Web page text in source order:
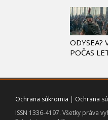
ODYSEA?
POČAS
Ochrana súkromia | Ochrana
ISSN 1336-4197. Všetky práva